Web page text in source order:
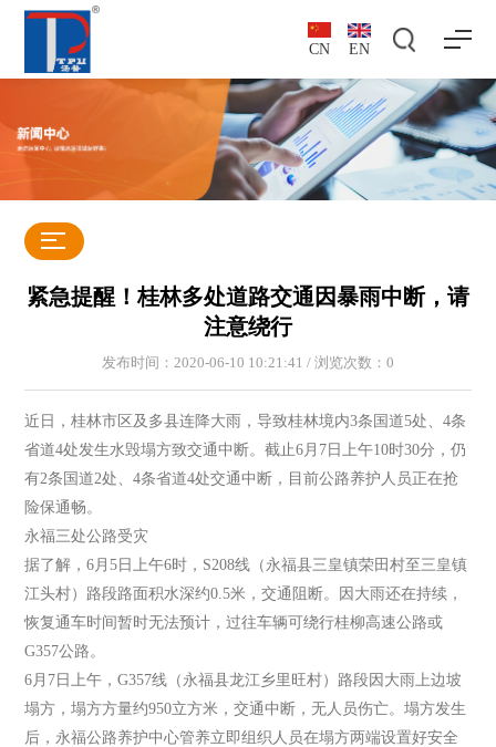
CN EN
紧急提醒！桂林多处道路交通因暴雨中断，请
注意绕行
发布时间：2020-06-10 10:21:41 / 浏览次数： 0
近日，桂林市区及多县连降大雨，导致桂林境内3条国道5处、4条
省道4处发生水毁塌方致交通中断。截止6月7日上午10时30分，仍
有2条国道2处、4条省道4处交通中断，目前公路养护人员正在抢
险保通畅。
永福三处公路受灾
据了解，6月5日上午6时，S208线（永福县三皇镇荣田村至三皇镇
江头村）路段路面积水深约0.5米，交通阻断。因大雨还在持续，
恢复通车时间暂时无法预计，过往车辆可绕行桂柳高速公路或
G357公路。
6月7日上午，G357线（永福县龙江乡里旺村）路段因大雨上边坡
塌方，塌方方量约950立方米，交通中断，无人员伤亡。塌方发生
后，永福公路养护中心管养立即组织人员在塌方两端设置好安全